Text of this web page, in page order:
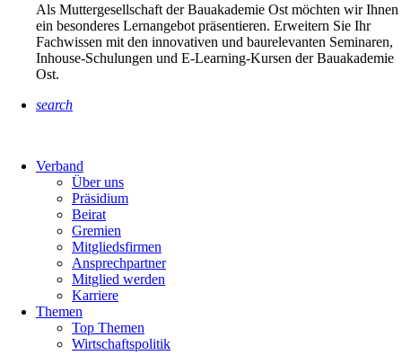
Als Muttergesellschaft der Bauakademie Ost möchten wir Ihnen
ein besonderes Lernangebot präsentieren. Erweitern Sie Ihr
Fachwissen mit den innovativen und baurelevanten Seminaren,
Inhouse-Schulungen und E-Learning-Kursen der Bauakademie
Ost.
search
Verband
Über uns
Präsidium
Beirat
Gremien
Mitgliedsfirmen
Ansprechpartner
Mitglied werden
Karriere
Themen
Top Themen
Wirtschaftspolitik